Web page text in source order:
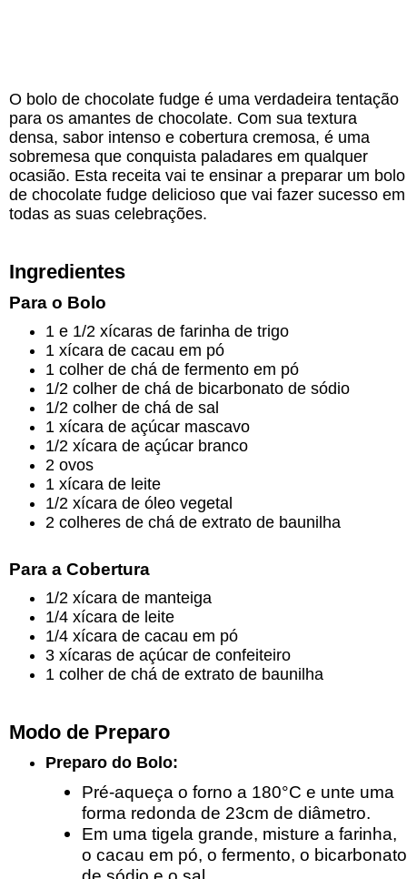
O bolo de chocolate fudge é uma verdadeira tentação
para os amantes de chocolate. Com sua textura
densa, sabor intenso e cobertura cremosa, é uma
sobremesa que conquista paladares em qualquer
ocasião. Esta receita vai te ensinar a preparar um bolo
de chocolate fudge delicioso que vai fazer sucesso em
todas as suas celebrações.
Ingredientes
Para o Bolo
1 e 1/2 xícaras de farinha de trigo
1 xícara de cacau em pó
1 colher de chá de fermento em pó
1/2 colher de chá de bicarbonato de sódio
1/2 colher de chá de sal
1 xícara de açúcar mascavo
1/2 xícara de açúcar branco
2 ovos
1 xícara de leite
1/2 xícara de óleo vegetal
2 colheres de chá de extrato de baunilha
Para a Cobertura
1/2 xícara de manteiga
1/4 xícara de leite
1/4 xícara de cacau em pó
3 xícaras de açúcar de confeiteiro
1 colher de chá de extrato de baunilha
Modo de Preparo
Preparo do Bolo:
Pré-aqueça o forno a 180°C e unte uma
forma redonda de 23cm de diâmetro.
Em uma tigela grande, misture a farinha,
o cacau em pó, o fermento, o bicarbonato
de sódio e o sal.